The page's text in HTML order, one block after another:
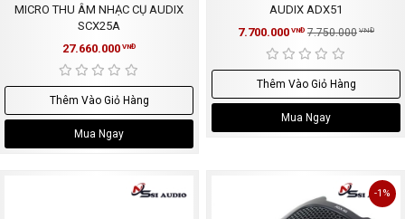
MICRO THU ÂM NHẠC CỤ AUDIX
SCX25A
27.660.000 VNĐ
Thêm Vào Giỏ Hàng
Mua Ngay
AUDIX ADX51
7.700.000 VNĐ 7.750.000 VNĐ
Thêm Vào Giỏ Hàng
Mua Ngay
-1%